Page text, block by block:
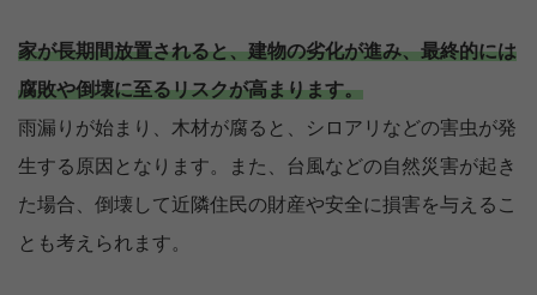
家が長期間放置されると、建物の劣化が進み、最終的には
腐敗や倒壊に至るリスクが高まります。
雨漏りが始まり、木材が腐ると、シロアリなどの害虫が発
生する原因となります。また、台風などの自然災害が起き
た場合、倒壊して近隣住民の財産や安全に損害を与えるこ
とも考えられます。